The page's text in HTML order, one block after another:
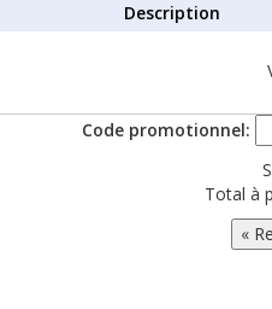
Description
Code promotionnel:
Total à